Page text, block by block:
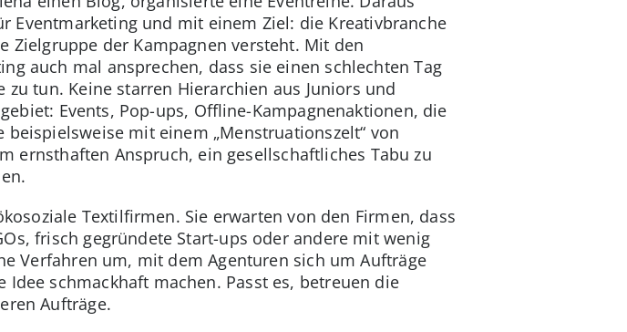
Eventmarketing und mit einem Ziel: die Kreativbranche
Zielgruppe der Kampagnen versteht. Mit den
auch mal ansprechen, dass sie einen schlechten Tag
tun. Keine starren Hierarchien aus Juniors und
Events, Pop-ups, Offline-Kampagnenaktionen, die
mit einem „Menstruationszelt“ von
ernsthaften Anspruch, ein gesellschaftliches Tabu zu
Textilfirmen. Sie erwarten von den Firmen, dass
frisch gegründete Start-ups oder andere mit wenig
Verfahren um, mit dem Agenturen sich um Aufträge
schmackhaft machen. Passt es, betreuen die
Aufträge.